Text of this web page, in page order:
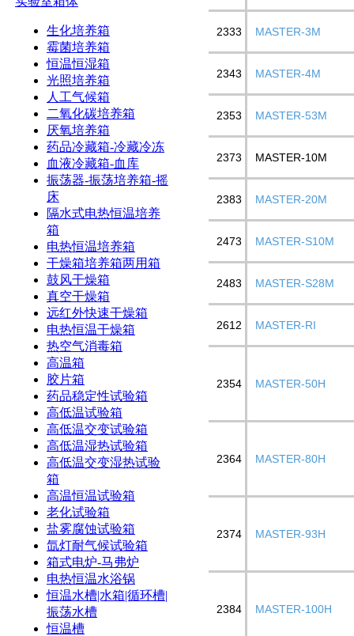
生化培养箱
霉菌培养箱
恒温恒湿箱
光照培养箱
人工气候箱
二氧化碳培养箱
厌氧培养箱
药品冷藏箱-冷藏冷冻
血液冷藏箱-血库
振荡器-振荡培养箱-摇
床
隔水式电热恒温培养
箱
电热恒温培养箱
干燥箱培养箱两用箱
鼓风干燥箱
真空干燥箱
远红外快速干燥箱
电热恒温干燥箱
热空气消毒箱
高温箱
胶片箱
药品稳定性试验箱
高低温试验箱
高低温交变试验箱
高低温湿热试验箱
高低温交变湿热试验
箱
高温恒温试验箱
老化试验箱
盐雾腐蚀试验箱
氙灯耐气候试验箱
箱式电炉-马弗炉
电热恒温水浴锅
恒温水槽|水箱|循环槽|
振荡水槽
恒温槽
2333 MASTER-3M
2343 MASTER-4M
2353 MASTER-53M
2373 MASTER-10M
2383 MASTER-20M
2473 MASTER-S10M
2483 MASTER-S28M
2612 MASTER-RI
2354 MASTER-50H
2364 MASTER-80H
2374 MASTER-93H
2384 MASTER-100H